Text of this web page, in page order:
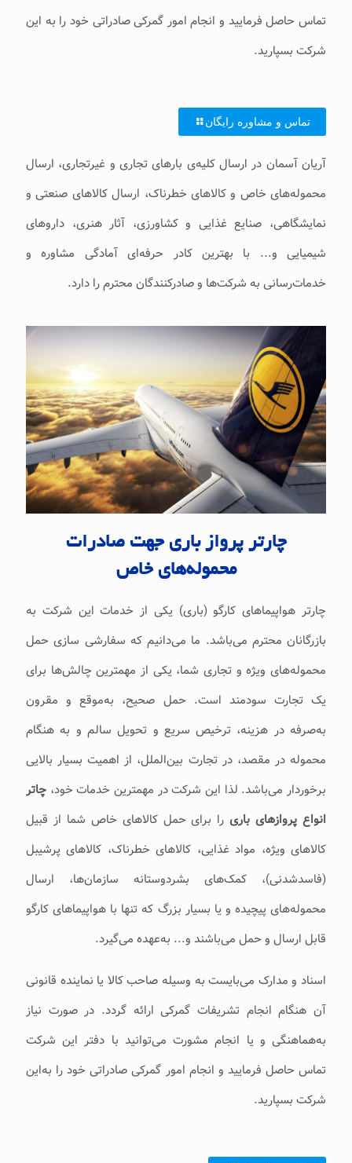
تماس حاصل فرمایید و انجام امور گمرکی صادراتی خود را به‌ این
شرکت بسپارید.
تماس و مشاوره رایگان
آریان آسمان در ارسال کلیه‌ی بارهای تجاری و غیرتجاری، ارسال
محموله‌های خاص و کالاهای خطرناک، ارسال کالاهای صنعتی و
نمایشگاهی، صنایع غذایی و کشاورزی، آثار هنری، داروهای
شیمیایی و... با بهترین کادر حرفه‌ای آمادگی مشاوره و
خدمات‌رسانی به ‌شرکت‌ها و صادرکنندگان محترم را دارد.
چارتر پرواز باری جهت صادرات
محموله‌های خاص
چارتر هواپیماهای کارگو (باری) یکی از خدمات این شرکت به
‌بازرگانان محترم می‌‌‌باشد. ما می‌‌‌دانیم که سفارشی سازی حمل
محموله‌های ویژه و تجاری شما، یکی از مهمترین چالش‌ها برای
یک تجارت سودمند است. حمل صحیح، به‌موقع و مقرون
به‌صرفه‌ در هزینه، ترخیص سریع و تحویل سالم و به‌ هنگام
محموله در مقصد، در تجارت بین‌الملل، از اهمیت بسیار بالایی
برخوردار می‌‌‌باشد. لذا این شرکت در مهمترین خدمات خود، چاتر
انواع پروازهای باریرا برای حمل کالاهای خاص شما از قبیل
کالاهای ویژه، مواد غذایی، کالاهای خطرناک، کالاهای پرشیبل
(فاسدشدنی)، کمک‌های بشردوستانه سازمان‌ها، ارسال
محموله‌های پیچیده و یا بسیار بزرگ که تنها با هواپیماهای کارگو
قابل ارسال و حمل می‌‌‌باشند و... به‌عهده می‌‌‌گیرد.
اسناد و مدارک می‌‌بایست به ‌وسیله صاحب کالا یا نماینده قانونی
آن هنگام انجام تشریفات گمرکی ارائه گردد. در صورت نیاز
به‌هماهنگی و یا انجام مشورت می‌‌توانید با دفتر این شرکت
تماس حاصل فرمایید و انجام امور گمرکی صادراتی خود را به‌این
شرکت بسپارید.